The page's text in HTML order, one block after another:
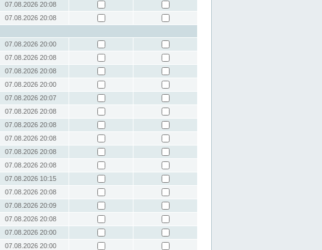
07.08.2026 20:08
07.08.2026 20:08
07.08.2026 20:00
07.08.2026 20:08
07.08.2026 20:08
07.08.2026 20:00
07.08.2026 20:07
07.08.2026 20:08
07.08.2026 20:08
07.08.2026 20:08
07.08.2026 20:08
07.08.2026 20:08
07.08.2026 10:15
07.08.2026 20:08
07.08.2026 20:09
07.08.2026 20:08
07.08.2026 20:00
07.08.2026 20:00